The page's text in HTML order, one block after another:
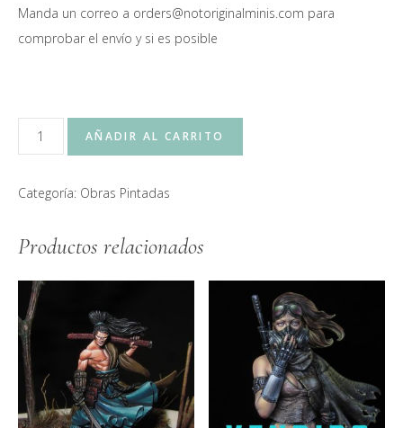
Manda un correo a orders@notoriginalminis.com para
comprobar el envío y si es posible
Una
vez
75mm
cantidad
AÑADIR AL CARRITO
Categoría: Obras Pintadas
Productos relacionados